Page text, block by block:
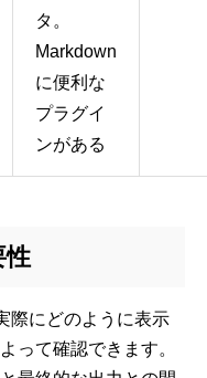
タ。
Markdown
に便利な
プラグイ
ンがある
性
際にどのように表示
って確認できます。